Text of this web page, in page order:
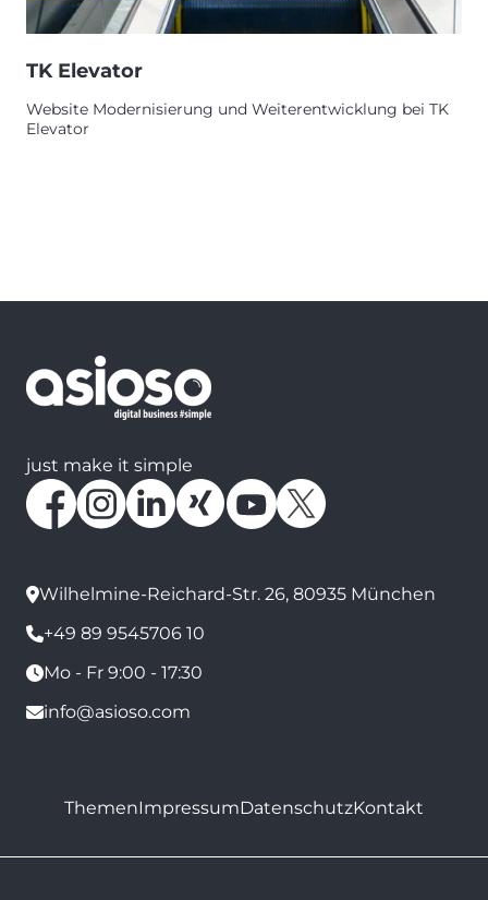
TK Elevator
Website Modernisierung und Weiterentwicklung bei TK
Elevator
just make it simple
Wilhelmine-Reichard-Str. 26, 80935 München
+49 89 9545706 10
Mo - Fr 9:00 - 17:30
info@asioso.com
ThemenImpressumDatenschutzKontakt